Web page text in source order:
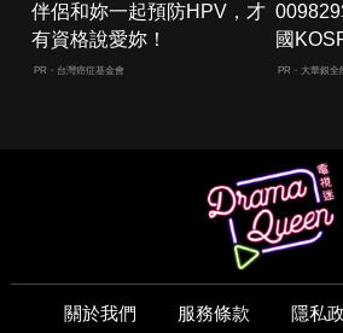
伴侶和妳一起預防HPV，才
有資格說愛妳！
PR・台灣癌症基金會
國
PR・大華銀全
關於我們 服務條款 隱私